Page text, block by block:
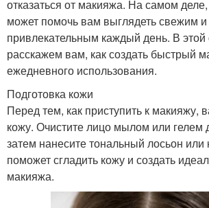
отказаться от макияжа. На самом
может помочь вам выглядеть свежим и
привлекательным каждый день. В этой
расскажем вам, как создать быстрый
ежедневного использования.
Подготовка кожи
Перед тем, как приступить к макияжу,
кожу. Очистите лицо мылом или
затем нанесите тональный лосьон или
поможет сгладить кожу и создать
макияжа.